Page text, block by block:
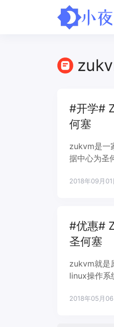
#开学#
何塞
zukvm是一
据中心为圣
2018年09月01
#优惠#
圣何塞
zukvm就是
linux操作系
2018年05月06